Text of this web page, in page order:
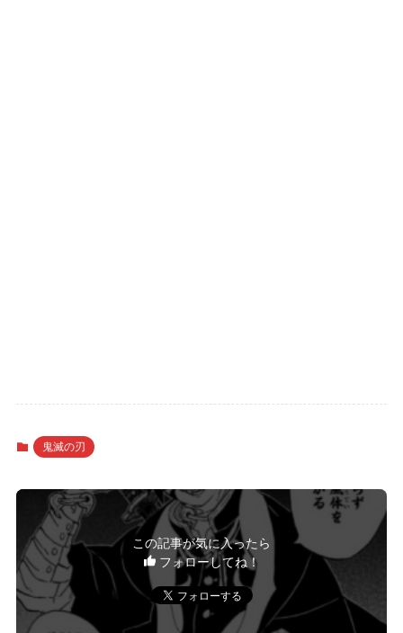
鬼滅の刃
この記事が気に入ったら
フォローしてね！